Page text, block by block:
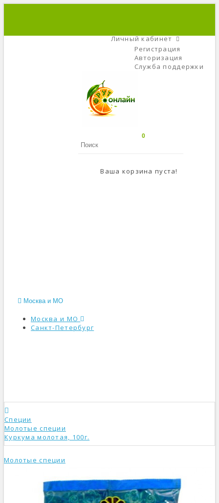
Личный кабинет
Регистрация
Авторизация
Служба поддержки
0
Ваша корзина пуста!
Москва и МО
Москва и МО
Санкт-Петербург
Специи
Молотые специи
Куркума молотая, 100г.
Молотые специи